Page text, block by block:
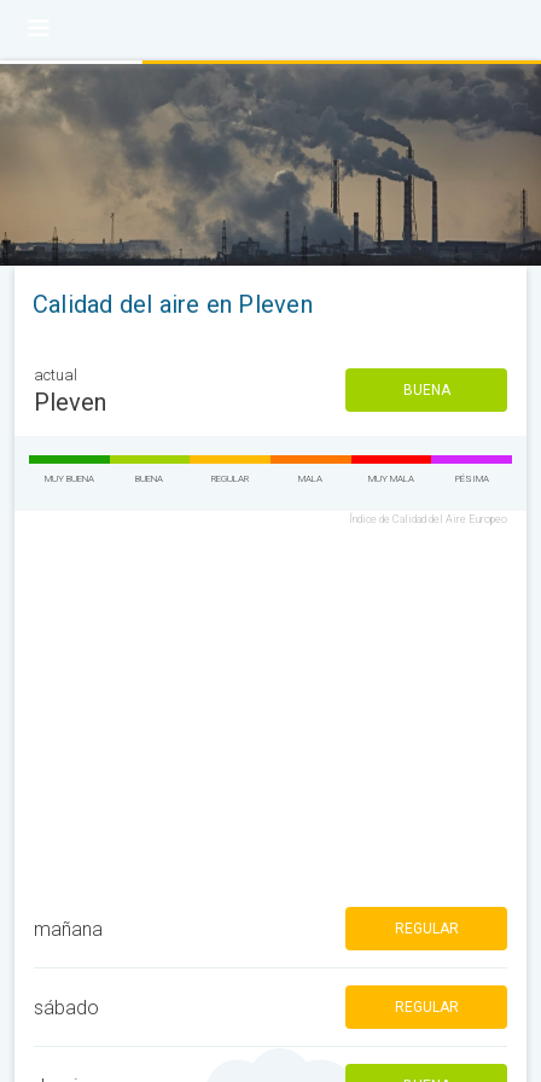
Calidad del aire en Pleven
actual
Pleven BUENA
MUY BUENA BUENA REGULAR MALA MUY MALA PÉSIMA
Índice de Calidad del Aire Europeo
mañana REGULAR
sábado REGULAR